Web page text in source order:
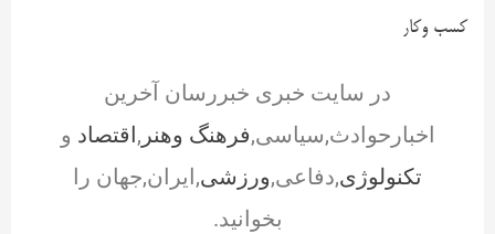
کسب وکار
در سایت خبری خبررسان آخرین
اخبارحوادث,سیاسی,فرهنگ وهنر ,اقتصاد و
تکنولوژی,دفاعی,ورزشی,ایران,جهان را
بخوانید.